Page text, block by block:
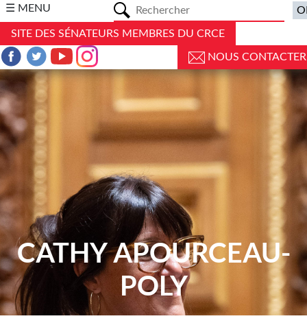
☰ MENU
SITE DES SÉNATEURS MEMBRES DU CRCE
NOUS CONTACTER
CATHY APOURCEAU-
POLY